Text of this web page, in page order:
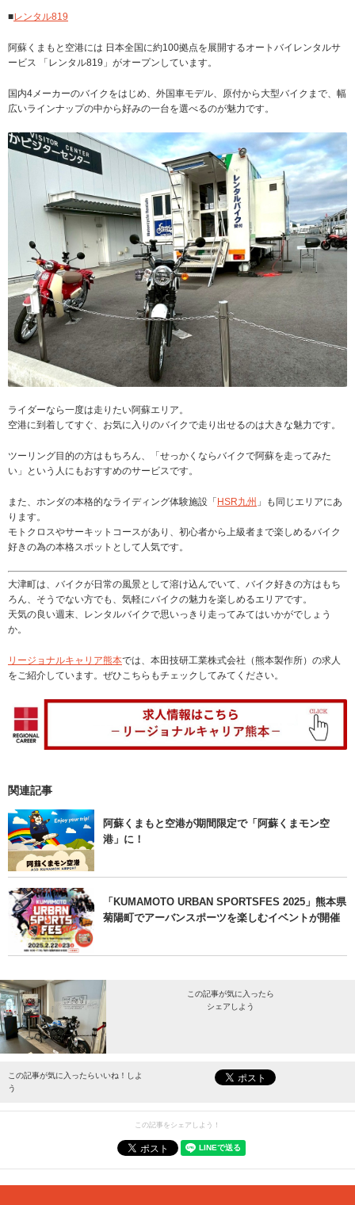
■レンタル819
阿蘇くまもと空港には 日本全国に約100拠点を展開するオートバイレンタルサ
ービス 「レンタル819」がオープンしています。
国内4メーカーのバイクをはじめ、外国車モデル、原付から大型バイクまで、幅
広いラインナップの中から好みの一台を選べるのが魅力です。
ライダーなら一度は走りたい阿蘇エリア。
空港に到着してすぐ、お気に入りのバイクで走り出せるのは大きな魅力です。
ツーリング目的の方はもちろん、「せっかくならバイクで阿蘇を走ってみた
い」という人にもおすすめのサービスです。
また、ホンダの本格的なライディング体験施設「 HSR九州 」も同じエリアにあ
ります。
モトクロスやサーキットコースがあり、初心者から上級者まで楽しめるバイク
好きの為の本格スポットとして人気です。
大津町は、バイクが日常の風景として溶け込んでいて、バイク好きの方はもち
ろん、そうでない方でも、気軽にバイクの魅力を楽しめるエリアです。
天気の良い週末、レンタルバイクで思いっきり走ってみてはいかがでしょう
か。
リージョナルキャリア熊本では、本田技研工業株式会社（熊本製作所）の求人
をご紹介しています。ぜひこちらもチェックしてみてください。
関連記事
阿蘇くまもと空港が期間限定で「阿蘇くまモン空
港」に！
「KUMAMOTO URBAN SPORTSFES 2025」熊本県
菊陽町でアーバンスポーツを楽しむイベントが開催
この記事が気に入ったら
シェアしよう
最新情報をお届けします。
この記事が気に入ったらいいね！しよ
う
この記事をシェアしよう！